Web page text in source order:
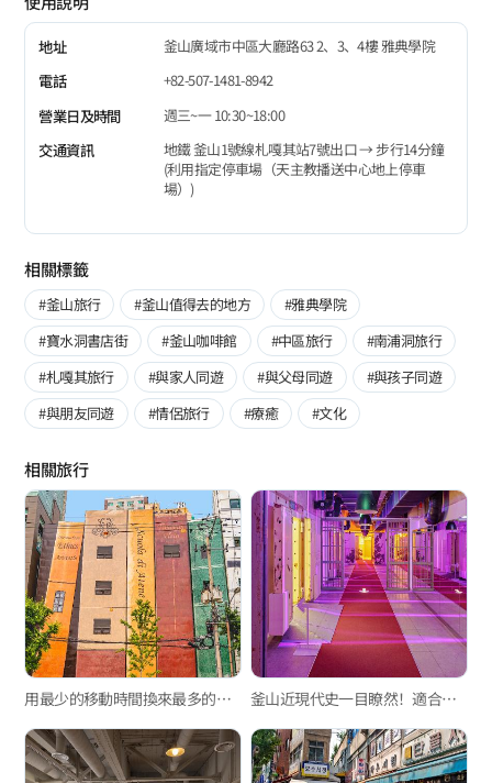
地址
釜山廣域市中區大廳路63 2、3、4樓 雅典學院
電話
+82-507-1481-8942
營業日及時間
週三~一 10:30~18:00
交通資訊
地鐵 釜山1號線札嘎其站7號出口 → 步行14分鐘
(利用指定停車場（天主教播送中心地上停車
場）)
相關標籤
#釜山旅行 #釜山值得去的地方
#雅典學院
#寶水洞書店街
#釜山咖啡館 #中區旅行
#南浦洞旅行
#札嘎其旅行
#與家人同遊 #與父母同遊
#與孩子同遊
#與朋友同遊
#情侶旅行 #療癒 #文化
相關旅行
用最少的移動時間換來最多的樂趣！在中區來一趟「TP值旅行」吧！ 釜山近現代史一目瞭然！適合帶著孩子前往的南浦洞景點